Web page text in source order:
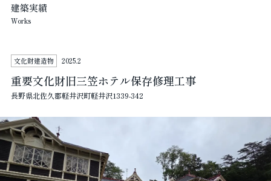
建築実績
Works
文化財建造物 2025.2
重要文化財旧三笠ホテル保存修理工事
長野県北佐久郡軽井沢町軽井沢1339-342
News / Column
お問い合わせ